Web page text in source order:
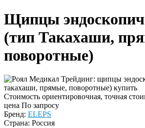
Щипцы
(тип Такахаши,
поворотные)
Стоимость ориентировочная, точная
цена По запросу
Бренд: ELEPS
Страна: Россия